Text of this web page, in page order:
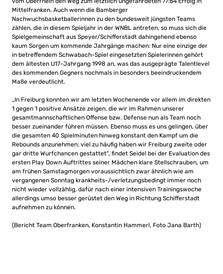
Mittelfranken. Auch wenn die Bamberger
Nachwuchsbasketballerinnen zu den bundesweit jüngsten Teams
zählen, die in diesem Spieljahr in der WNBL antreten, so muss sich die
Spielgemeinschaft aus Speyer/Schifferstadt dahingehend ebenso
kaum Sorgen um kommende Jahrgänge machen: Nur eine einzige der
in betreffendem Schwabach-Spiel eingesetzten Spielerinnen gehört
dem ältesten U17-Jahrgang 1998 an, was das ausgeprägte Talentlevel
des kommenden Gegners nochmals in besonders beeindruckendem
Maße verdeutlicht.
„In Freiburg konnten wir am letzten Wochenende vor allem im direkten
1 gegen 1 positive Ansätze zeigen, die wir im Rahmen unserer
gesamtmannschaftlichen Offense bzw. Defense nun als Team noch
besser zueinander führen müssen. Ebenso muss es uns gelingen, über
die gesamten 40 Spielminuten hinweg konstant den Kampf um die
Rebounds anzunehmen; viel zu häufig haben wir Freiburg zweite oder
gar dritte Wurfchancen gestattet“, findet Seidel bei der Evaluation des
ersten Play Down Auftrittes seiner Mädchen klare Stellschrauben, um
am frühen Samstagmorgen voraussichtlich zwar ähnlich wie am
vergangenen Sonntag krankheits-/verletzungsbedingt immer noch
nicht wieder vollzählig, dafür nach einer intensiven Trainingswoche
allerdings umso besser gerüstet den Weg in Richtung Schifferstadt
aufnehmen zu können.
(Bericht Team Oberfranken, Konstantin Hammerl, Foto Jana Barth)